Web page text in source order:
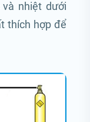
nhiệt dưới
thích hợp để